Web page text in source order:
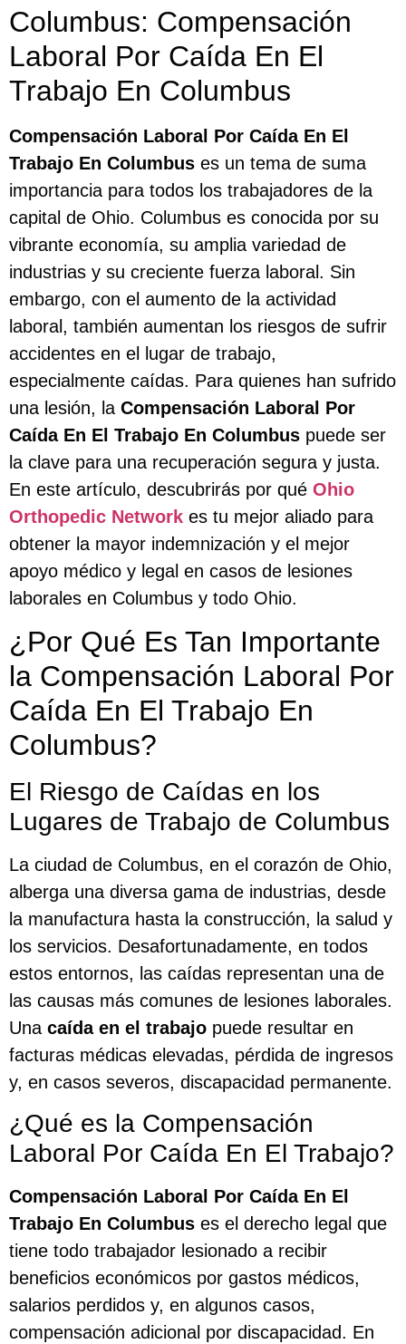
Columbus: Compensación
Laboral Por Caída En El
Trabajo En Columbus
Compensación Laboral Por Caída En El
Trabajo En Columbus es un tema de suma
importancia para todos los trabajadores de la
capital de Ohio. Columbus es conocida por su
vibrante economía, su amplia variedad de
industrias y su creciente fuerza laboral. Sin
embargo, con el aumento de la actividad
laboral, también aumentan los riesgos de sufrir
accidentes en el lugar de trabajo,
especialmente caídas. Para quienes han sufrido
una lesión, la Compensación Laboral Por
Caída En El Trabajo En Columbus puede ser
la clave para una recuperación segura y justa.
En este artículo, descubrirás por qué Ohio
Orthopedic Network es tu mejor aliado para
obtener la mayor indemnización y el mejor
apoyo médico y legal en casos de lesiones
laborales en Columbus y todo Ohio.
¿Por Qué Es Tan Importante
la Compensación Laboral Por
Caída En El Trabajo En
Columbus?
El Riesgo de Caídas en los
Lugares de Trabajo de Columbus
La ciudad de Columbus, en el corazón de Ohio,
alberga una diversa gama de industrias, desde
la manufactura hasta la construcción, la salud y
los servicios. Desafortunadamente, en todos
estos entornos, las caídas representan una de
las causas más comunes de lesiones laborales.
Una caída en el trabajo puede resultar en
facturas médicas elevadas, pérdida de ingresos
y, en casos severos, discapacidad permanente.
¿Qué es la Compensación
Laboral Por Caída En El Trabajo?
Compensación Laboral Por Caída En El
Trabajo En Columbus es el derecho legal que
tiene todo trabajador lesionado a recibir
beneficios económicos por gastos médicos,
salarios perdidos y, en algunos casos,
compensación adicional por discapacidad. En